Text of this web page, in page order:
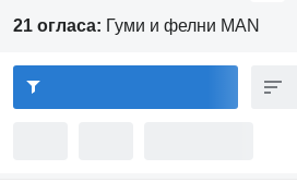
21 огласа: Гуми и фелни MAN